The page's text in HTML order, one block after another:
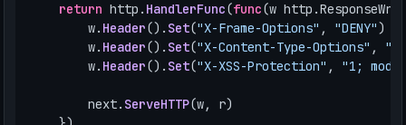
return http . HandlerFunc(func(w http .
w. Header(). Set("X-Frame-Options" , "DENY")
w. Header(). Set("X-Content-Type-Options" ,
w. Header(). Set("X-XSS-Protection" , "1;
next. ServeHTTP(w, r)